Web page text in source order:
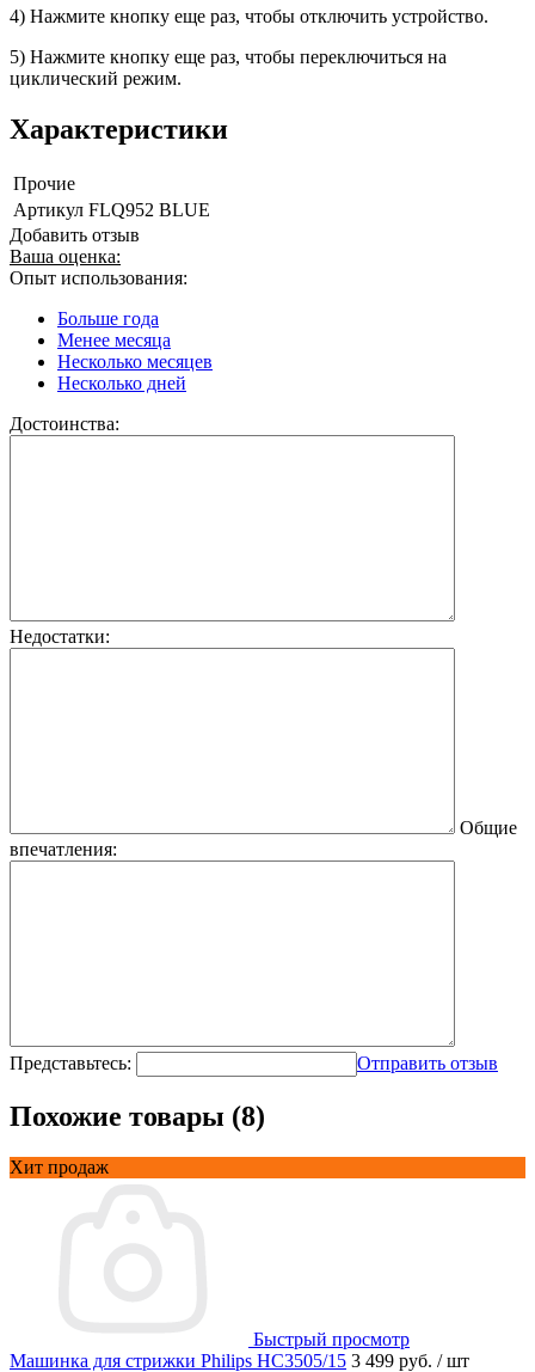
4) Нажмите кнопку еще раз, чтобы отключить устройство.
5) Нажмите кнопку еще раз, чтобы переключиться на
циклический режим.
Характеристики
Прочие
Артикул FLQ952 BLUE
Добавить отзыв
Ваша оценка:
Опыт использования:
Больше года
Менее месяца
Несколько месяцев
Несколько дней
Достоинства:
Недостатки:
Общие
впечатления:
Представьтесь: Отправить отзыв
Похожие товары (8)
Хит продаж
Быстрый просмотр
Машинка для стрижки Philips HC3505/15 3 499 руб. / шт